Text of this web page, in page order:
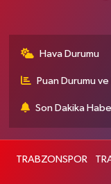
Hava Durumu
Puan Durumu
Son Dakika
TRABZONSPOR